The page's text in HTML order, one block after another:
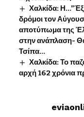
Χαλκίδα:
δρόμοι τον
αποτύπωμα της
στην ανάπλαση-
Τσίπα…
Χαλκίδα: Το
αρχή 162 χρόνια